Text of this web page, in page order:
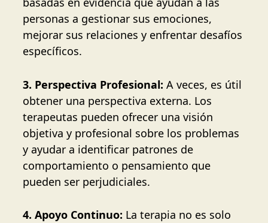
personas a gestionar sus emociones,
mejorar sus relaciones y enfrentar desafíos
específicos.
3. Perspectiva Profesional: A veces, es útil
obtener una perspectiva externa. Los
terapeutas pueden ofrecer una visión
objetiva y profesional sobre los problemas
y ayudar a identificar patrones de
comportamiento o pensamiento que
pueden ser perjudiciales.
4. Apoyo Continuo: La terapia no es solo